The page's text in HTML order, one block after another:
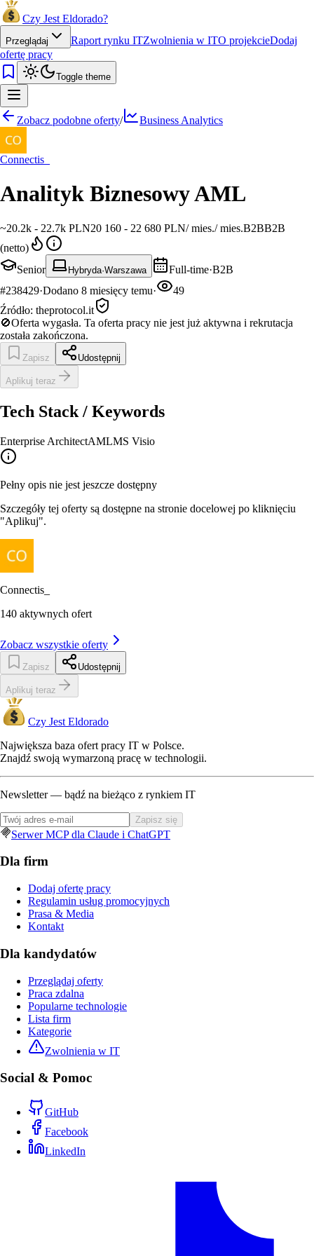
Czy Jest Eldorado?
Przeglądaj Raport rynku ITZwolnienia w ITO projekcieDodaj
ofertę pracy
Toggle theme
Zobacz podobne oferty/ Business Analytics
Connectis_
Analityk Biznesowy AML
~20.2k - 22.7k PLN20 160 - 22 680 PLN/mies./mies.B2BB2B
(netto)
Senior
Hybryda·Warszawa Full-time·B2B
#238429·Dodano 8 miesięcy temu·
49
Źródło: theprotocol.it
🚫Oferta wygasła. Ta oferta pracy nie jest już aktywna i rekrutacja
została zakończona.
Zapisz Udostępnij
Aplikuj teraz
Tech Stack / Keywords
Enterprise ArchitectAMLMS Visio
Pełny opis nie jest jeszcze dostępny
Szczegóły tej oferty są dostępne na stronie docelowej po kliknięciu
"Aplikuj".
Connectis_
140 aktywnych ofert
Zobacz wszystkie oferty
Zapisz Udostępnij
Aplikuj teraz
Czy Jest Eldorado
Największa baza ofert pracy IT w Polsce.
Znajdź swoją wymarzoną pracę w technologii.
Newsletter — bądź na bieżąco z rynkiem IT
Zapisz się
Serwer MCP dla Claude i ChatGPT
Dla firm
Dodaj ofertę pracy
Regulamin usług promocyjnych
Prasa & Media
Kontakt
Dla kandydatów
Przeglądaj oferty
Praca zdalna
Popularne technologie
Lista firm
Kategorie
Zwolnienia w IT
Social & Pomoc
GitHub
Facebook
LinkedIn